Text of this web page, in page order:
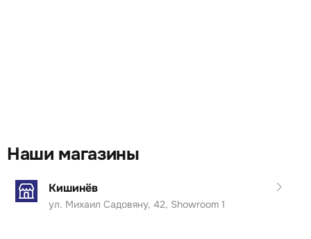
Наши магазины
Кишинёв
ул. Михаил Садовяну, 42, Showroom 1